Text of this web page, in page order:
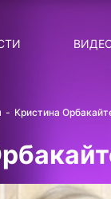
Кристина